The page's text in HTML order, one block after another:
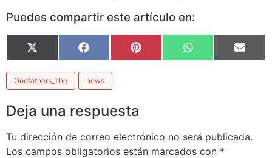
Puedes compartir este artículo en:
X
(Twitter)
Facebook Pinterest WhatsApp Email
Godfathers_The news
Deja una respuesta
Tu dirección de correo electrónico no será publicada.
Los campos obligatorios están marcados con *